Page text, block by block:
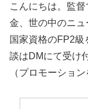
こんにちは。監
金、世の中のニュ
国家資格のFP2
談はDMにて受け
（プロモーショ